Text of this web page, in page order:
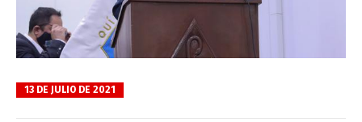
13 DE JULIO DE 2021